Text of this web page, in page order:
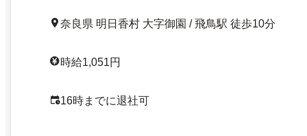
奈良県 明日香村 大字御園 / 飛鳥駅 徒歩10分
時給1,051円
16時までに退社可